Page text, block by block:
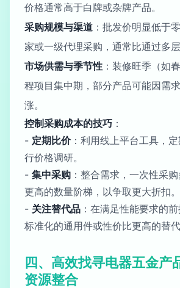
价格通常高于白牌或杂牌产品。
采购规模与渠道 ：批发价明显低于
家或一级代理采购，通常比通过多
市场供需与季节性 ：装修旺季（如
程项目集中期，部分产品可能因需
涨。
控制采购成本的技巧 ：
- 定期比价：利用线上平台工具，
行价格调研。
- 集中采购 ：整合需求，一次性采
更高的数量阶梯，以争取更大折扣。
- 关注替代品 ：在满足性能要求的
标准化的通用件或性价比更高的替代
四、高效找寻电器五金产
资源整合